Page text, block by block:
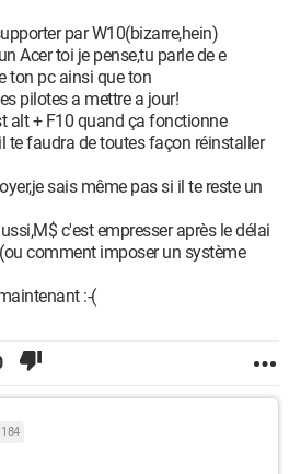
par W10(bizarre,hein)
Acer toi je pense,tu parle de e
ton pc ainsi que ton
pilotes a mettre a jour!
alt + F10 quand ça fonctionne
te faudra de toutes façon réinstaller
sais même pas si il te reste un
c'est empresser après le délai
comment imposer un système
:-(
184